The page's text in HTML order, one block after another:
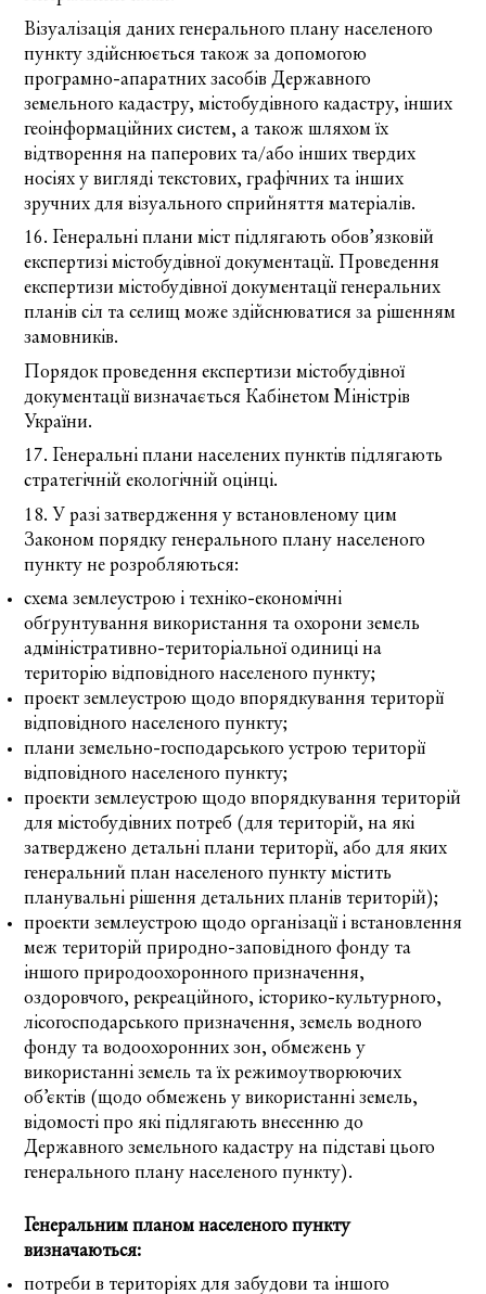
Візуалізація даних генерального плану населеного
пункту здійснюється також за допомогою
програмно-апаратних засобів Державного
земельного кадастру, містобудівного кадастру, інших
геоінформаційних систем, а також шляхом їх
відтворення на паперових та/або інших твердих
носіях у вигляді текстових, графічних та інших
зручних для візуального сприйняття матеріалів.
16. Генеральні плани міст підлягають обов’язковій
експертизі містобудівної документації. Проведення
експертизи містобудівної документації генеральних
планів сіл та селищ може здійснюватися за рішенням
замовників.
Порядок проведення експертизи містобудівної
документації визначається Кабінетом Міністрів
України.
17. Генеральні плани населених пунктів підлягають
стратегічній екологічній оцінці.
18. У разі затвердження у встановленому цим
Законом порядку генерального плану населеного
пункту не розробляються:
схема землеустрою і техніко-економічні
обґрунтування використання та охорони земель
адміністративно-територіальної одиниці на
територію відповідного населеного пункту;
проект землеустрою щодо впорядкування території
відповідного населеного пункту;
плани земельно-господарського устрою території
відповідного населеного пункту;
проекти землеустрою щодо впорядкування територій
для містобудівних потреб (для територій, на які
затверджено детальні плани території, або для яких
генеральний план населеного пункту містить
планувальні рішення детальних планів територій);
проекти землеустрою щодо організації і встановлення
меж територій природно-заповідного фонду та
іншого природоохоронного призначення,
оздоровчого, рекреаційного, історико-культурного,
лісогосподарського призначення, земель водного
фонду та водоохоронних зон, обмежень у
використанні земель та їх режимоутворюючих
об’єктів (щодо обмежень у використанні земель,
відомості про які підлягають внесенню до
Державного земельного кадастру на підставі цього
генерального плану населеного пункту).
Генеральним планом населеного пункту
визначаються:
потреби в територіях для забудови та іншого